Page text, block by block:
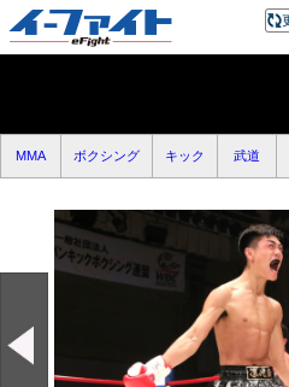
MMA ボクシング キック 武道